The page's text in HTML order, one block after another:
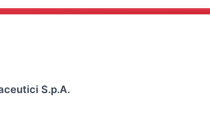
S.p.A.